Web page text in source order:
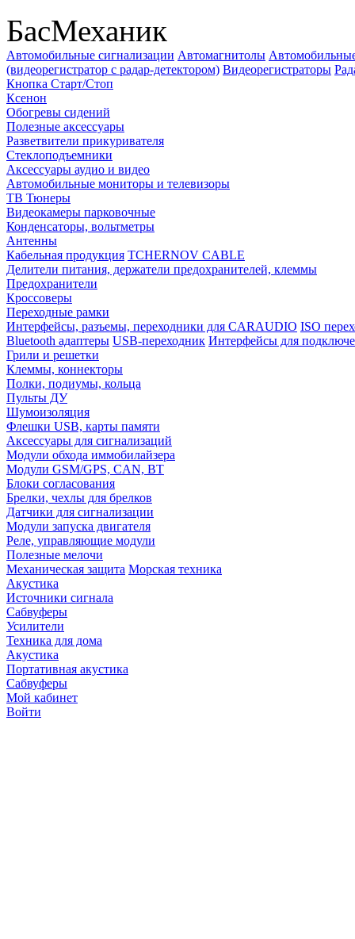
БасМеханик
Автомобильные сигнализации Автомагнитолы
(видеорегистратор с радар-детектором) Видеорегистраторы
Кнопка Старт/Стоп
Ксенон
Обогревы сидений
Полезные аксессуары
Разветвители прикуривателя
Стеклоподъемники
Аксессуары аудио и видео
Автомобильные мониторы и телевизоры
ТВ Тюнеры
Видеокамеры парковочные
Конденсаторы, вольтметры
Антенны
Кабельная продукция TCHERNOV CABLE
Делители питания, держатели предохранителей, клеммы
Предохранители
Кроссоверы
Переходные рамки
Интерфейсы, разъемы, переходники для CARAUDIO ISO
Bluetooth адаптеры USB-переходник Интерфейсы для
Грили и решетки
Клеммы, коннекторы
Полки, подиумы, кольца
Пульты ДУ
Шумоизоляция
Флешки USB, карты памяти
Аксессуары для сигнализаций
Модули обхода иммобилайзера
Модули GSM/GPS, CAN, BT
Блоки согласования
Брелки, чехлы для брелков
Датчики для сигнализации
Модули запуска двигателя
Реле, управляющие модули
Полезные мелочи
Механическая защита Морская техника
Акустика
Источники сигнала
Сабвуферы
Усилители
Техника для дома
Акустика
Портативная акустика
Сабвуферы
Мой кабинет
Войти